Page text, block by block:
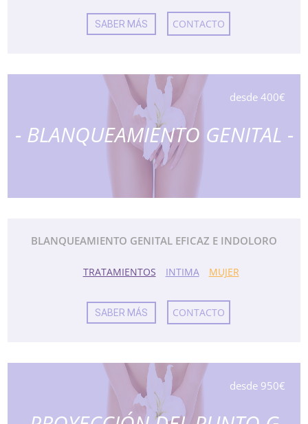
SABER MÁS CONTACTO
desde 400€
- BLANQUEAMIENTO GENITAL -
BLANQUEAMIENTO GENITAL EFICAZ E INDOLORO
TRATAMIENTOS INTIMA MUJER
SABER MÁS CONTACTO
desde 950€